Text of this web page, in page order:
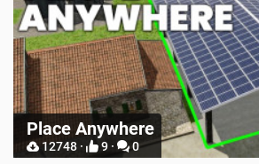
Place Anywhere
12748 · 9 · 0